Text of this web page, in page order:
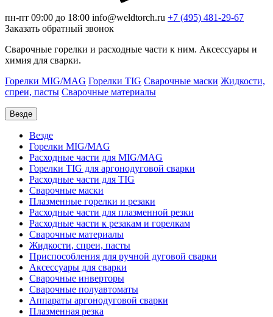
пн-пт 09:00 до 18:00 info@weldtorch.ru +7 (495) 481-29-67
Заказать обратный звонок
Сварочные горелки и расходные части к ним. Аксессуары и
химия для сварки.
Горелки MIG/MAG Горелки TIG Сварочные маски Жидкости,
спреи, пасты Сварочные материалы
Везде
Везде
Горелки MIG/MAG
Расходные части для MIG/MAG
Горелки TIG для аргонодуговой сварки
Расходные части для TIG
Сварочные маски
Плазменные горелки и резаки
Расходные части для плазменной резки
Расходные части к резакам и горелкам
Сварочные материалы
Жидкости, спреи, пасты
Приспособления для ручной дуговой сварки
Аксессуары для сварки
Сварочные инверторы
Сварочные полуавтоматы
Аппараты аргонодуговой сварки
Плазменная резка